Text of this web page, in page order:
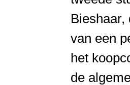
van een
het
de